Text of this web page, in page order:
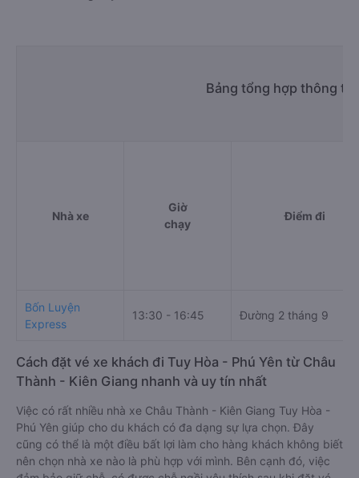
Bảng tổng hợp thông
Nhà xe
Giờ
chạy
Điểm đi
Bốn Luyện
Express
13:30 - 16:45 Đường 2 tháng 9
Cách đặt vé xe khách đi Tuy Hòa - Phú Yên từ Châu
Thành - Kiên Giang nhanh và uy tín nhất
Việc có rất nhiều nhà xe Châu Thành - Kiên Giang Tuy Hòa -
Phú Yên giúp cho du khách có đa dạng sự lựa chọn. Đây
cũng có thể là một điều bất lợi làm cho hàng khách không biết
nên chọn nhà xe nào là phù hợp với mình. Bên cạnh đó, việc